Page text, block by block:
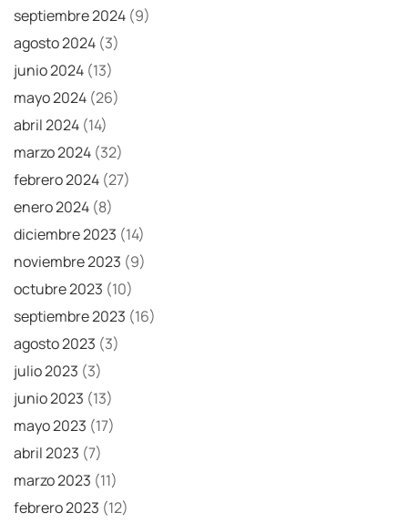
septiembre 2024 (9)
agosto 2024 (3)
junio 2024 (13)
mayo 2024 (26)
abril 2024 (14)
marzo 2024 (32)
febrero 2024 (27)
enero 2024 (8)
diciembre 2023 (14)
noviembre 2023 (9)
octubre 2023 (10)
septiembre 2023 (16)
agosto 2023 (3)
julio 2023 (3)
junio 2023 (13)
mayo 2023 (17)
abril 2023 (7)
marzo 2023 (11)
febrero 2023 (12)